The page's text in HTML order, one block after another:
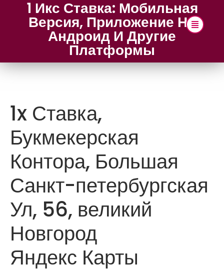
1 Икс Ставка: Мобильная
Версия, Приложение На
Андроид И Другие
Платформы
1x Ставка,
Букмекерская
Контора, Большая
Санкт-петербургская
Ул, 56, великий
Новгород
Яндекс Карты